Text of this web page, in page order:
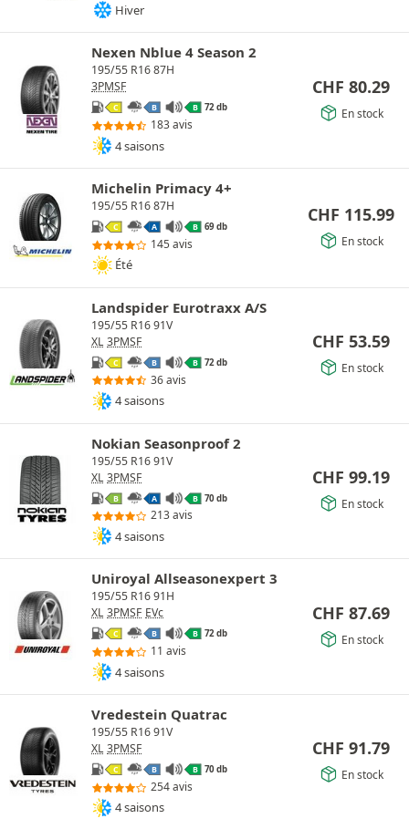
Hiver
Nexen Nblue 4 Season 2
195/55 R16 87H
3PMSF
C B B 72 db
183 avis
4 saisons
CHF 80.29
En stock
Michelin Primacy 4+
195/55 R16 87H
C A B 69 db
145 avis
Été
CHF 115.99
En stock
Landspider Eurotraxx A/S
195/55 R16 91V
XL 3PMSF
C B B 72 db
36 avis
4 saisons
CHF 53.59
En stock
Nokian Seasonproof 2
195/55 R16 91V
XL 3PMSF
B A B 70 db
213 avis
4 saisons
CHF 99.19
En stock
Uniroyal Allseasonexpert 3
195/55 R16 91H
XL 3PMSF EVc
C B B 72 db
11 avis
4 saisons
CHF 87.69
En stock
Vredestein Quatrac
195/55 R16 91V
XL 3PMSF
C B B 70 db
254 avis
4 saisons
CHF 91.79
En stock